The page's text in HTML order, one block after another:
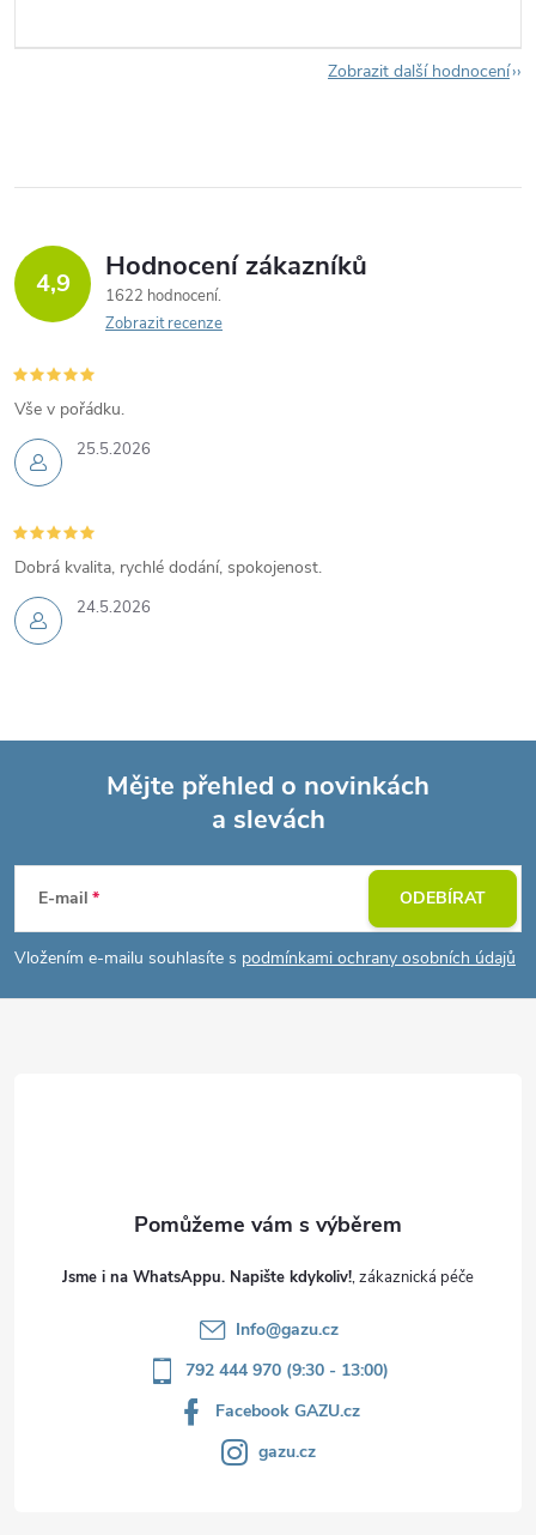
Zobrazit další hodnocení
4,9 Hodnocení zákazníků
1622 hodnocení
Zobrazit recenze
25.5.2026
Vše v pořádku.
24.5.2026
Dobrá kvalita, rychlé dodání, spokojenost.
p
a
Mějte přehled o novinkách
a slevách
E-mail
Vložením e-mailu souhlasíte s podmínkami ochrany osobních údajů
ODEBÍRAT
Jsme i na WhatsAppu. Napište kdykoliv!
Info@gazu.cz
792 444 970 (9:30 - 13:00)
Facebook GAZU.cz
gazu.cz